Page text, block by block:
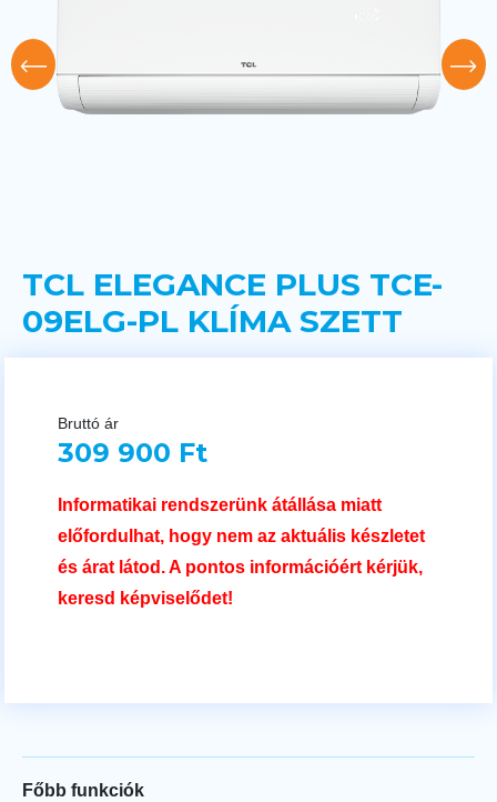
TCL ELEGANCE PLUS TCE-
09ELG-PL KLÍMA SZETT
Bruttó ár
309 900 Ft
Informatikai rendszerünk átállása miatt
előfordulhat, hogy nem az aktuális készletet
és árat látod. A pontos információért kérjük,
keresd képviselődet!
Főbb funkciók